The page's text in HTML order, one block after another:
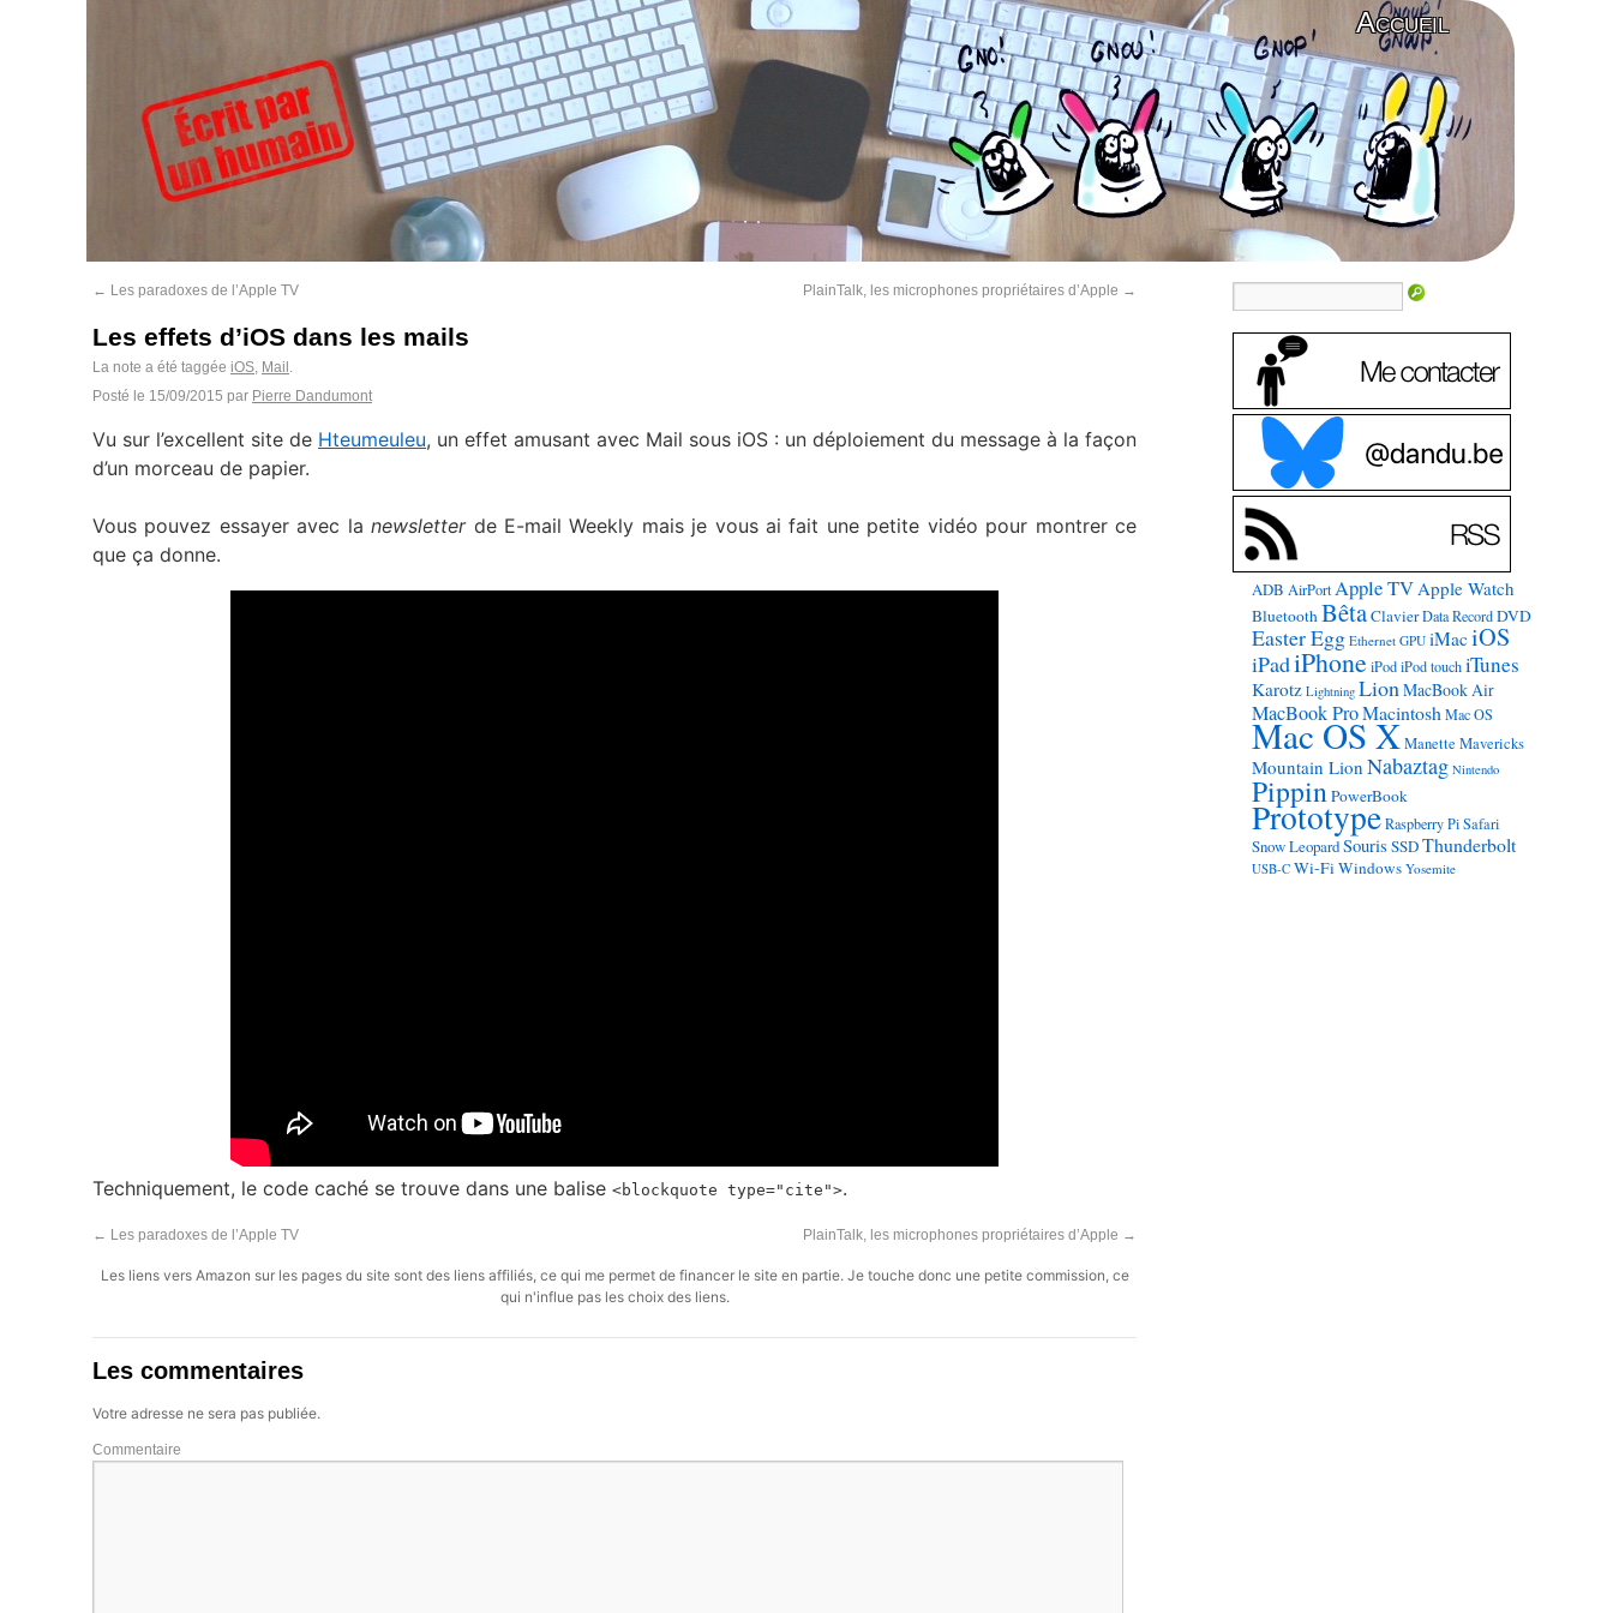
Accueil
← Les paradoxes de l’Apple TV PlainTalk, les microphones propriétaires d’Apple →
Les effets d’iOS dans les mails
La note a été taggée iOS, Mail .
Posté le 15/09/2015 par Pierre Dandumont
Vu sur l’excellent site de Hteumeuleu, un effet amusant avec Mail sous iOS : un déploiement du message à la façon
d’un morceau de papier.
Vous pouvez essayer avec lanewsletterde E-mail Weekly mais je vous ai fait une petite vidéo pour montrer ce
que ça donne.
Techniquement, le code caché se trouve dans une balise <blockquote type="cite">.
← Les paradoxes de l’Apple TV PlainTalk, les microphones propriétaires d’Apple →
Les liens vers Amazon sur les pages du site sont des liens affiliés, ce qui me permet de financer le site en partie. Je touche donc une petite commission, ce
qui n'influe pas les choix des liens.
Les commentaires
Votre adresse ne sera pas publiée.
Commentaire
ADB AirPort Apple TVApple Watch
BluetoothBêtaClavier Data Record DVD
Easter Egg Ethernet GPU iMaciOS
iPadiPhone iPod iPod touch iTunes
Karotz Lightning LionMacBook Air
MacBook ProMacintosh Mac OS
Mac OS X Manette Mavericks
Mountain Lion Nabaztag Nintendo
PippinPowerBook
Prototype Raspberry Pi Safari
Snow LeopardSouris SSDThunderbolt
USB-C Wi-FiWindows Yosemite